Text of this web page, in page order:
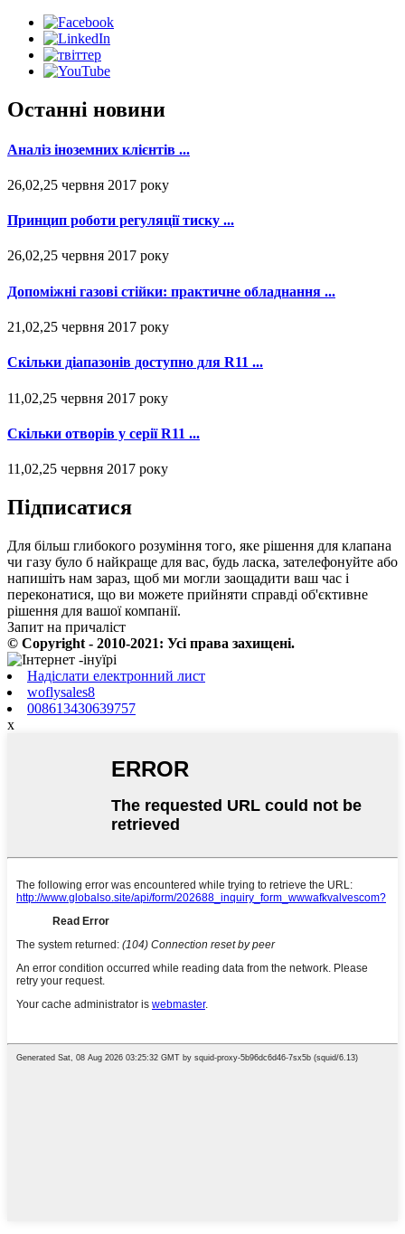
Останні новини
Аналіз іноземних клієнтів ...
26,02,25 червня 2017 року
Принцип роботи регуляції тиску ...
26,02,25 червня 2017 року
Допоміжні газові стійки: практичне обладнання ...
21,02,25 червня 2017 року
Скільки діапазонів доступно для R11 ...
11,02,25 червня 2017 року
Скільки отворів у серії R11 ...
11,02,25 червня 2017 року
Підписатися
Для більш глибокого розуміння того, яке рішення для клапана
чи газу було б найкраще для вас, будь ласка, зателефонуйте або
напишіть нам зараз, щоб ми могли заощадити ваш час і
переконатися, що ви можете прийняти справді об'єктивне
рішення для вашої компанії.
Запит на причаліст
© Copyright - 2010-2021: Усі права захищені.
Надіслати електронний лист
woflysales8
008613430639757
x